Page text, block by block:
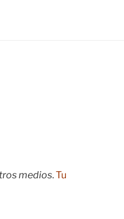
medios.Tu